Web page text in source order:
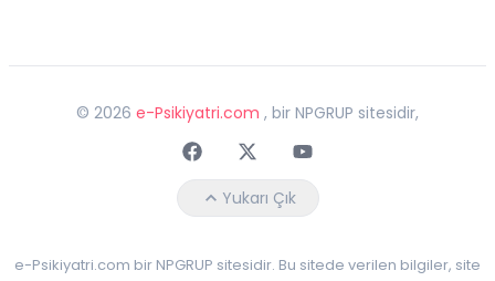
© 2026 e-Psikiyatri.com , bir NPGRUP sitesidir,
FaceebokTwitterYoutube
Yukarı Çık
e-Psikiyatri.com bir NPGRUP sitesidir. Bu sitede verilen bilgiler, site